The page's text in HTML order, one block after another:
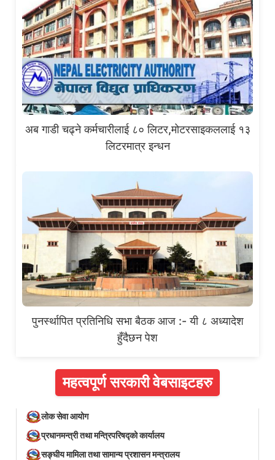
अब गाडी चढ्ने कर्मचारीलाई ८० लिटर,मोटरसाइकललाई १३
लिटरमात्र इन्धन
पुनर्स्थापित प्रतिनिधि सभा बैठक आज :- यी ८ अध्यादेश
हुँदैछन पेश
महत्वपूर्ण सरकारी वेबसाइटहरु
लोक सेवा आयोग
प्रधानमन्त्री तथा मन्त्रिपरिषद्को कार्यालय
सङ्घीय मामिला तथा सामान्य प्रशासन मन्त्रालय